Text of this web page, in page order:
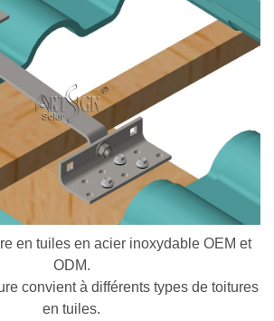
en tuiles en acier inoxydable OEM et
ODM.
convient à différents types de toitures
en tuiles.